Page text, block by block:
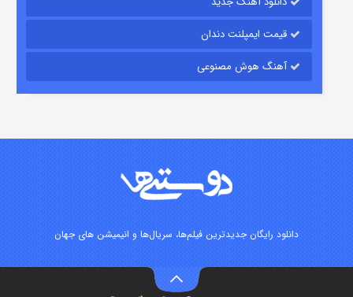
قسمت۱۵ (دوبله) منتشر شد
قیمت ایمپلنت دندان
آهنگ هوش مصنوعی
دانلود رایگان جدیدترین فیلم‌ها، سریال‌ها و انیمیشن های جهان